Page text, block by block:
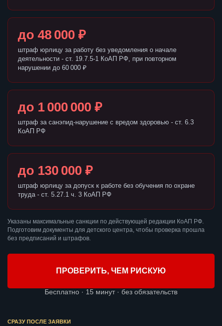
до 48 000 ₽
штраф юрлицу за работу без уведомления о начале
деятельности - ст. 19.7.5-1 КоАП РФ, при повторном
нарушении до 60 000 ₽
до 1 000 000 ₽
штраф за санэпид-нарушение с вредом здоровью - ст. 6.3
КоАП РФ
до 130 000 ₽
штраф юрлицу за допуск к работе без обучения по охране
труда - ст. 5.27.1 ч. 3 КоАП РФ
Указаны максимальные санкции по действующей редакции КоАП РФ.
Подготовим документы для детского центра, чтобы проверка прошла
без предписаний и штрафов.
ПРОВЕРИТЬ, ЧЕМ РИСКУЮ
Бесплатно · 15 минут · без обязательств
СРАЗУ ПОСЛЕ ЗАЯВКИ